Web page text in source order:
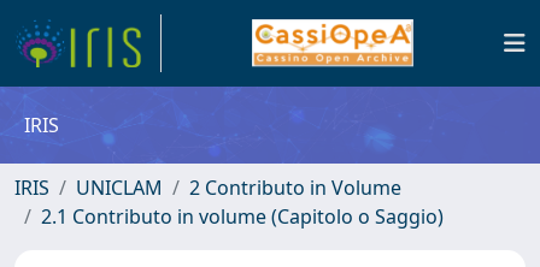
IRIS
IRIS UNICLAM
2 Contributo in Volume
2.1 Contributo in volume (Capitolo o Saggio)